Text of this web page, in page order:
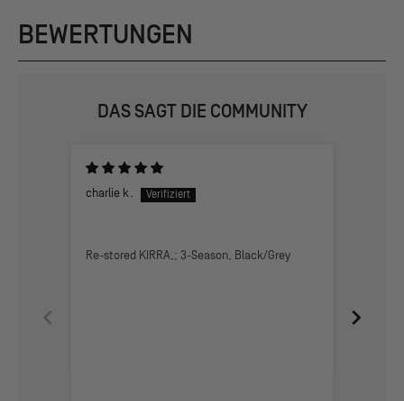
BEWERTUNGEN
DAS SAGT DIE COMMUNITY
charlie k.
Re-stored KIRRA,; 3-Season, Black/Grey